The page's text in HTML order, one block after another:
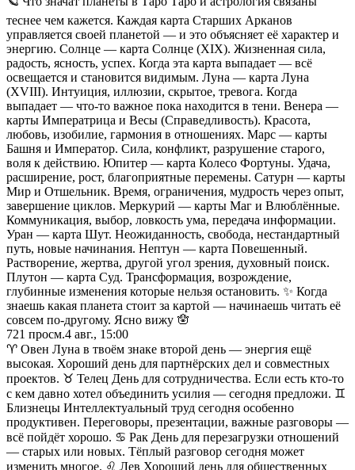
теснее чем кажется. Каждая карта Старших Арканов
управляется своей планетой — и это объясняет её характер и
энергию. Солнце — карта Солнце (XIX). Жизненная сила,
радость, ясность, успех. Когда эта карта выпадает — всё
освещается и становится видимым. Луна — карта Луна
(XVIII). Интуиция, иллюзии, скрытое, тревога. Когда
выпадает — что-то важное пока находится в тени. Венера —
карты Императрица и Весы (Справедливость). Красота,
любовь, изобилие, гармония в отношениях. Марс — карты
Башня и Император. Сила, конфликт, разрушение старого,
воля к действию. Юпитер — карта Колесо Фортуны. Удача,
расширение, рост, благоприятные перемены. Сатурн — карты
Мир и Отшельник. Время, ограничения, мудрость через опыт,
завершение циклов. Меркурий — карты Маг и Влюблённые.
Коммуникация, выбор, ловкость ума, передача информации.
Уран — карта Шут. Неожиданность, свобода, нестандартный
путь, новые начинания. Нептун — карта Повешенный.
Растворение, жертва, другой угол зрения, духовный поиск.
Плутон — карта Суд. Трансформация, возрождение,
глубинные изменения которые нельзя остановить. ✨ Когда
знаешь какая планета стоит за картой — начинаешь читать её
совсем по-другому. Ясно вижу 🪬
721 просм.4 авг., 15:00
♈ Овен Луна в твоём знаке второй день — энергия ещё
высокая. Хороший день для партнёрских дел и совместных
проектов. ♉ Телец День для сотрудничества. Если есть кто-то
с кем давно хотел объединить усилия — сегодня предложи. ♊
Близнецы Интеллектуальный труд сегодня особенно
продуктивен. Переговоры, презентации, важные разговоры —
всё пойдёт хорошо. ♋ Рак День для перезагрузки отношений
— старых или новых. Тёплый разговор сегодня может
изменить многое. ♌ Лев Хороший день для общественных